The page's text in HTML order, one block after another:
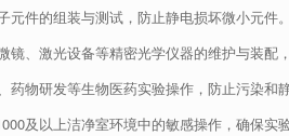
元件的组装与测试，防止静电损坏微小元件。
镜、激光设备等精密光学仪器的维护与装配
药物研发等生物医药实验操作，防止污染和静
及以上洁净室环境中的敏感操作，确保实